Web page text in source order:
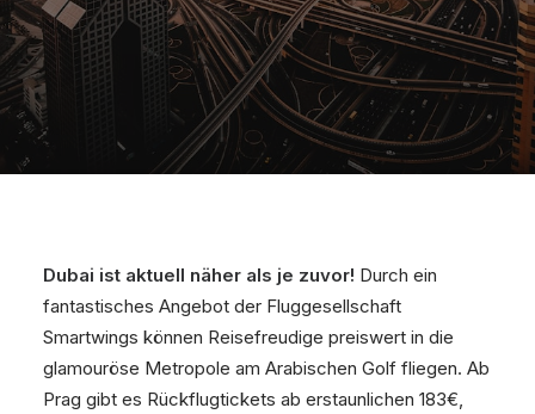
Dubai ist aktuell näher als je zuvor! Durch ein
fantastisches Angebot der Fluggesellschaft
Smartwings können Reisefreudige preiswert in die
glamouröse Metropole am Arabischen Golf fliegen. Ab
Prag gibt es Rückflugtickets ab erstaunlichen 183€,